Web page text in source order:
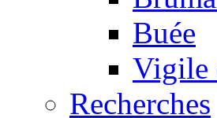
Buée
Vigile
Recherches